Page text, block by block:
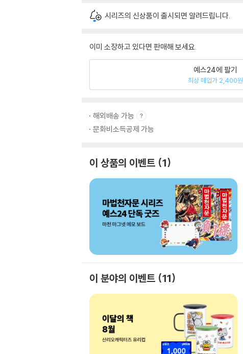
시리즈의 신상품이 출시되면 알려드립니다.
이미 소장하고 있다면 판매해 보세요.
예스24에 팔기
최상 매입가 2,400원
해외배송 가능
문화비소득공제 가능
이 상품의 이벤트 1
이 분야의 이벤트 11